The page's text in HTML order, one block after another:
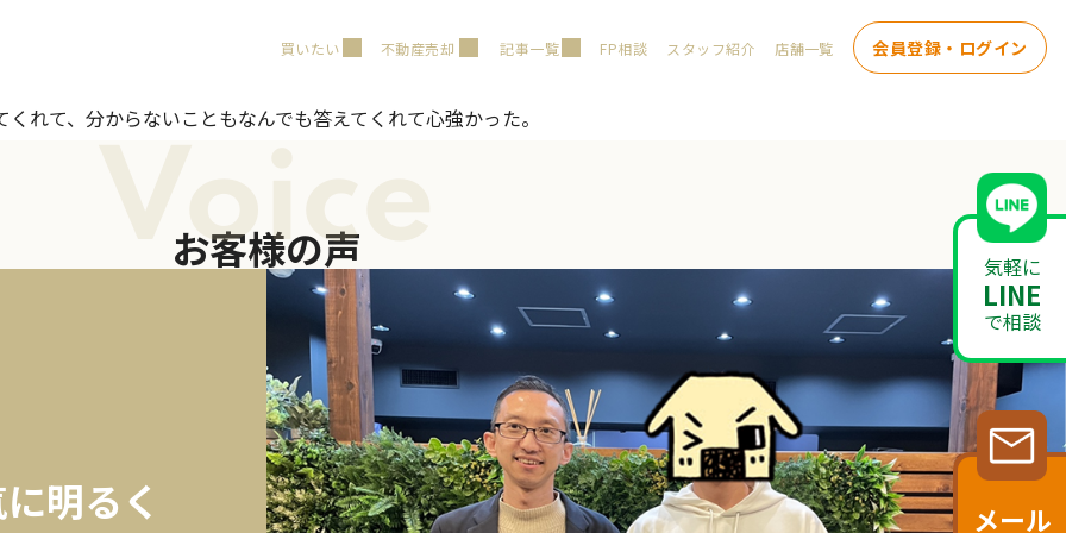
買いたい 不動産売却 記事一覧 FP相談 スタッフ紹介 店舗一覧 会員登録・ログイン
れて、分からないこともなんでも答えてくれて心強かった。
Voice
お客様の声
明るく
気軽に
LINE
で相談
メール